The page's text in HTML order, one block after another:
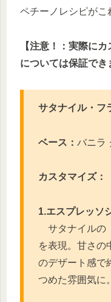
ペチーノレシピがこ
【注意！：実際に
については保証でき
サタナイル・フ
ベース： バニラ
カスタマイズ：
1.エスプレッソ
サタナイルの
を表現。甘さの
のデザート感で
つめた雰囲気に。